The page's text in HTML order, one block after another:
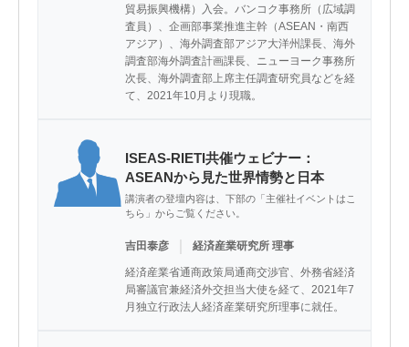
貿易振興機構）入会。バンコク事務所（広域調
査員）、企画部事業推進主幹（ASEAN・南西
アジア）、海外調査部アジア大洋州課長、海外
調査部海外調査計画課長、ニューヨーク事務所
次長、海外調査部上席主任調査研究員などを経
て、2021年10月より現職。
ISEAS-RIETI共催ウェビナー：
ASEANから見た世界情勢と日本
講演者の登壇内容は、下部の「主催社イベントはこ
ちら」からご覧ください。
吉田泰彦 経済産業研究所 理事
経済産業省通商政策局通商交渉官、外務省経済
局審議官兼経済外交担当大使を経て、2021年7
月独立行政法人経済産業研究所理事に就任。